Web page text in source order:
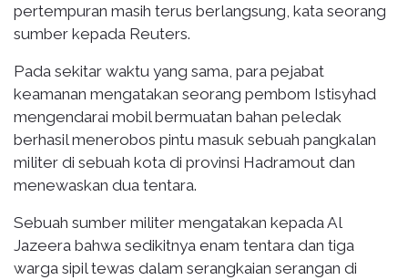
pertempuran masih terus berlangsung, kata seorang
sumber kepada Reuters.
Pada sekitar waktu yang sama, para pejabat
keamanan mengatakan seorang pembom Istisyhad
mengendarai mobil bermuatan bahan peledak
berhasil menerobos pintu masuk sebuah pangkalan
militer di sebuah kota di provinsi Hadramout dan
menewaskan dua tentara.
Sebuah sumber militer mengatakan kepada Al
Jazeera bahwa sedikitnya enam tentara dan tiga
warga sipil tewas dalam serangkaian serangan di